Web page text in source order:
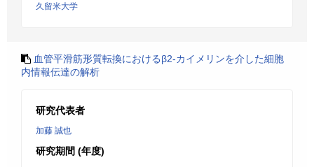
久留米大学
血管平滑筋形質転換におけるβ2-カイメリンを介した細胞
内情報伝達の解析
研究代表者
加藤 誠也
研究期間 (年度)